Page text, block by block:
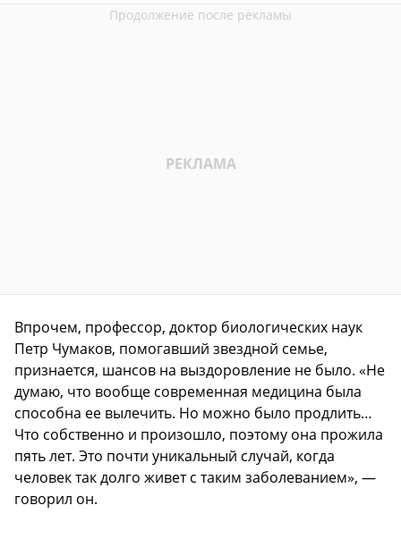
Впрочем, профессор, доктор биологических наук
Петр Чумаков, помогавший звездной семье,
признается, шансов на выздоровление не было. «Не
думаю, что вообще современная медицина была
способна ее вылечить. Но можно было продлить…
Что собственно и произошло, поэтому она прожила
пять лет. Это почти уникальный случай, когда
человек так долго живет с таким заболеванием», —
говорил он.